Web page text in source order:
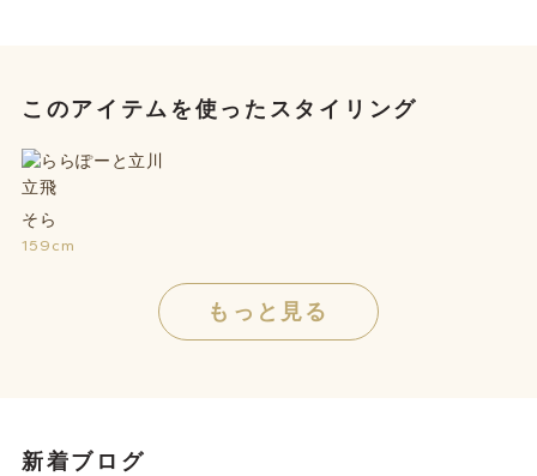
このアイテムを使ったスタイリング
そら
159cm
もっと見る
新着ブログ